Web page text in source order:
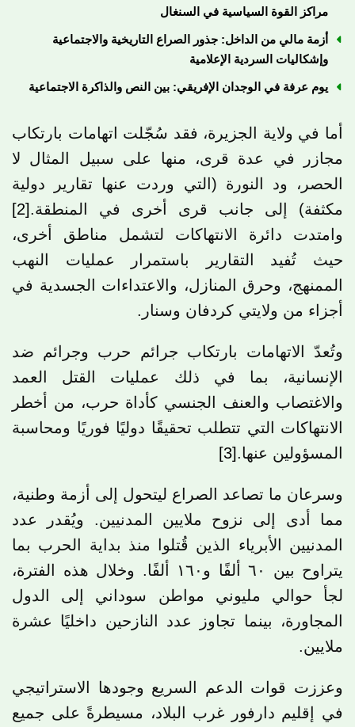
مراكز القوة السياسية في السنغال
أزمة مالي من الداخل: جذور الصراع التاريخية والاجتماعية
وإشكاليات السردية الإعلامية
يوم عرفة في الوجدان الإفريقي: بين النص والذاكرة الاجتماعية
أما في ولاية الجزيرة، فقد سُجّلت اتهامات بارتكاب
مجازر في عدة قرى، منها على سبيل المثال لا
الحصر، ود النورة (التي وردت عنها تقارير دولية
مكثفة) إلى جانب قرى أخرى في المنطقة.[2]
وامتدت دائرة الانتهاكات لتشمل مناطق أخرى،
حيث تُفيد التقارير باستمرار عمليات النهب
الممنهج، وحرق المنازل، والاعتداءات الجسدية في
أجزاء من ولايتي كردفان وسنار.
وتُعدّ الاتهامات بارتكاب جرائم حرب وجرائم ضد
الإنسانية، بما في ذلك عمليات القتل العمد
والاغتصاب والعنف الجنسي كأداة حرب، من أخطر
الانتهاكات التي تتطلب تحقيقًا دوليًا فوريًا ومحاسبة
المسؤولين عنها.[3]
وسرعان ما تصاعد الصراع ليتحول إلى أزمة وطنية،
مما أدى إلى نزوح ملايين المدنيين. ويُقدر عدد
المدنيين الأبرياء الذين قُتلوا منذ بداية الحرب بما
يتراوح بين ٦٠ ألفًا و١٦٠ ألفًا. وخلال هذه الفترة،
لجأ حوالي مليوني مواطن سوداني إلى الدول
المجاورة، بينما تجاوز عدد النازحين داخليًا عشرة
ملايين.
وعززت قوات الدعم السريع وجودها الاستراتيجي
في إقليم دارفور غرب البلاد، مسيطرةً على جميع